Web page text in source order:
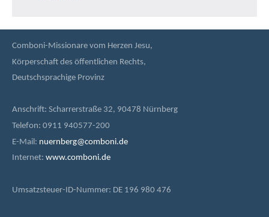
Comboni-Missionare vom Herzen Jesu,
Körperschaft des öffentlichen Rechts,
Deutschsprachige Provinz
Anschrift: Scharrerstraße 32, 90478 Nürnberg
Telefon: 0911 940577-200
E-Mail: nuernberg@comboni.de
Internet: www.comboni.de
Umsatzsteuer-ID-Nummer: DE 196 980 476